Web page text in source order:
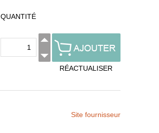
QUANTITÉ
RÉACTUALISER
Site fournisseur